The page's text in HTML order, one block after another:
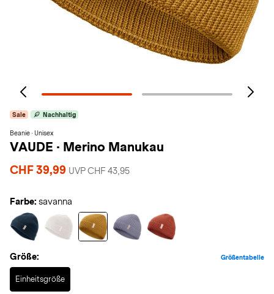
Sale Nachhaltig
Beanie · Unisex
VAUDE · Merino Manukau
CHF 39,99 UVP CHF 43,95
Farbe: savanna
Größe: Größentabelle
Einheitsgröße
Selected